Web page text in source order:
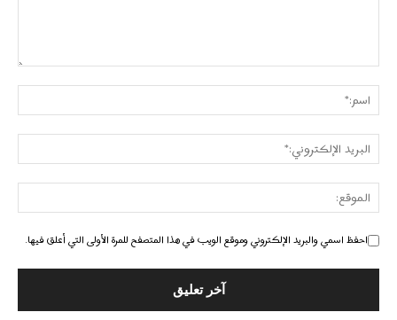
احفظ اسمي والبريد الإلكتروني وموقع الويب في هذا المتصفح للمرة الأولى التي أعلق فيها.